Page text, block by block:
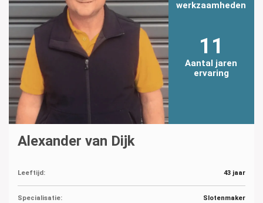
werkzaamheden
11
Aantal jaren
ervaring
Alexander van Dijk
Leeftijd: 43 jaar
Specialisatie: Slotenmaker